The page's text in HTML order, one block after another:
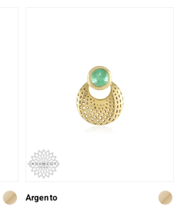
Argento